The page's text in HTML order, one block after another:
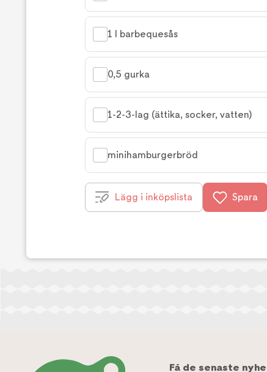
1 l barbequesås
0,5 gurka
1-2-3-lag (ättika, socker, vatten)
minihamburgerbröd
Lägg i inköpslista Spara
Få de senaste